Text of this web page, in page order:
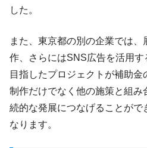
した。
また、東京都の別の企業では、
作、さらにはSNS広告を活用
目指したプロジェクトが補助
制作だけでなく他の施策と組
続的な発展につなげることがで
なります。